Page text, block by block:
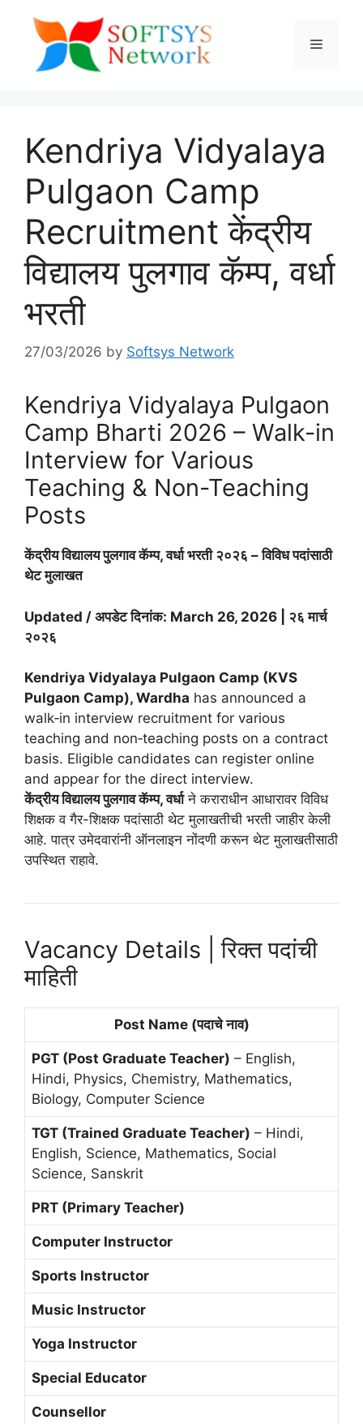
content
Menu
Kendriya Vidyalaya
Pulgaon Camp
Recruitment केंद्रीय
विद्यालय पुलगाव कॅम्प, वर्धा
भरती
27/03/2026 by Softsys Network
Kendriya Vidyalaya Pulgaon
Camp Bharti 2026 – Walk-in
Interview for Various
Teaching & Non-Teaching
Posts
केंद्रीय विद्यालय पुलगाव कॅम्प, वर्धा भरती २०२६ – विविध पदांसाठी
थेट मुलाखत
Updated / अपडेट दिनांक: March 26, 2026 | २६ मार्च
२०२६
Kendriya Vidyalaya Pulgaon Camp (KVS
Pulgaon Camp), Wardha has announced a
walk‑in interview recruitment for various
teaching and non‑teaching posts on a contract
basis. Eligible candidates can register online
and appear for the direct interview.
केंद्रीय विद्यालय पुलगाव कॅम्प, वर्धाने कराराधीन आधारावर विविध
शिक्षक व गैर-शिक्षक पदांसाठी थेट मुलाखतीची भरती जाहीर केली
आहे. पात्र उमेदवारांनी ऑनलाइन नोंदणी करून थेट मुलाखतीसाठी
उपस्थित राहावे.
Vacancy Details | रिक्त पदांची
माहिती
Post Name (पदाचे नाव)
PGT (Post Graduate Teacher) – English,
Hindi, Physics, Chemistry, Mathematics,
Biology, Computer Science
TGT (Trained Graduate Teacher) – Hindi,
English, Science, Mathematics, Social
Science, Sanskrit
PRT (Primary Teacher)
Computer Instructor
Sports Instructor
Music Instructor
Yoga Instructor
Special Educator
Counsellor